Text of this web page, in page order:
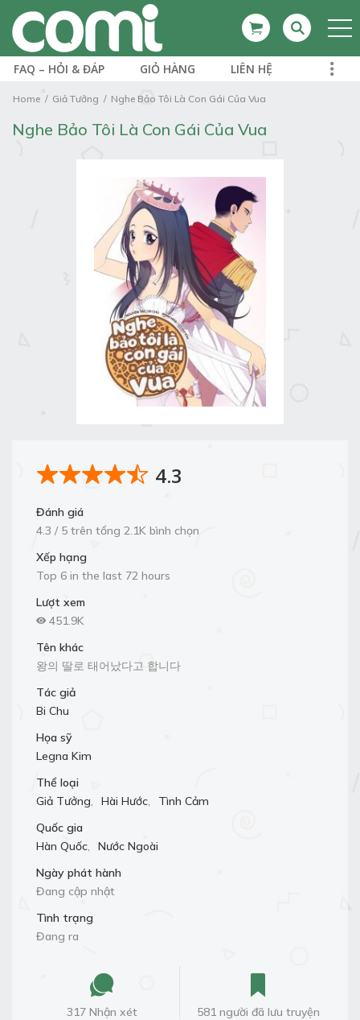
FAQ – HỎI & ĐÁP GIỎ HÀNG LIÊN HỆ
Home Giả Tưởng Nghe Bảo Tôi Là Con Gái Của Vua
Nghe Bảo Tôi Là Con Gái Của Vua
4.3
Đánh giá
4.3 / 5 trên tổng 2.1K bình chọn
Xếp hạng
Top 6 in the last 72 hours
Lượt xem
451.9K
Tên khác
왕의 딸로 태어났다고 합니다
Tác giả
Bi Chu
Họa sỹ
Legna Kim
Thể loại
Giả Tưởng, Hài Hước,
Tình Cảm
Quốc gia
Hàn Quốc,
Nước Ngoài
Ngày phát hành
Đang cập nhật
Tình trạng
Đang ra
317 Nhận xét 581 người đã lưu truyện